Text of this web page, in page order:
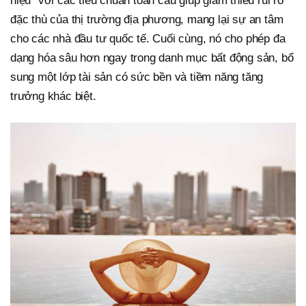
đặc thù của thị trường địa phương, mang lại sự an tâm
cho các nhà đầu tư quốc tế. Cuối cùng, nó cho phép đa
dạng hóa sâu hơn ngay trong danh mục bất động sản, bổ
sung một lớp tài sản có sức bền và tiềm năng tăng
trưởng khác biệt.